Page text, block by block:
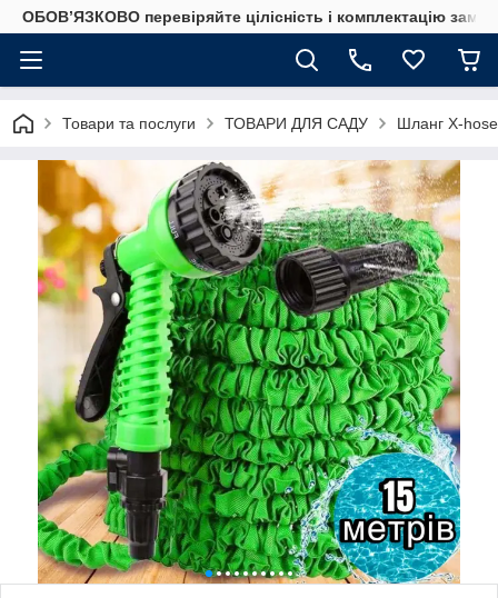
ОБОВ’ЯЗКОВО перевіряйте цілісність і комплектацію
Товари та послуги ТОВАРИ ДЛЯ САДУ Шланг X-